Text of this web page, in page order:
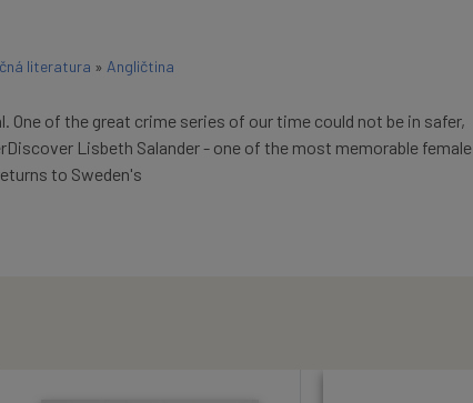
literatura » Angličtina
One of the great crime series of our time could not be in safer,
Lisbeth Salander - one of the most memorable female
to Sweden's